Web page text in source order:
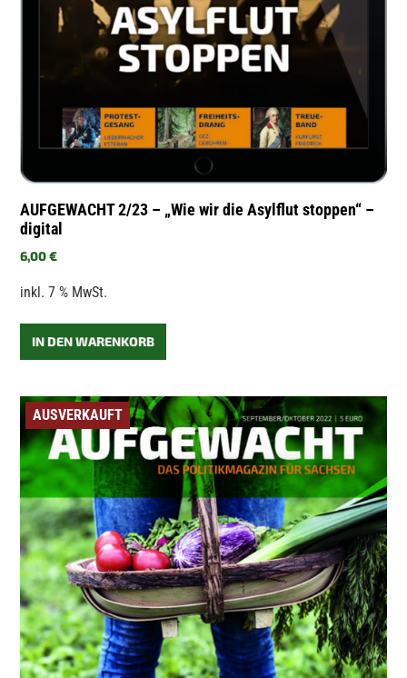
AUFGEWACHT 2/23 – „Wie wir die Asylflut stoppen“ –
digital
6,00€
inkl. 7 % MwSt.
IN DEN WARENKORB
AUSVERKAUFT